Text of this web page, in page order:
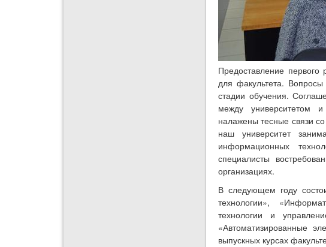
Предоставление
для факультета.
стадии обучения.
между университетом
налажены тесные связи
наш университет
информационных
специалисты
организациях.
В следующем году
технологии»,
технологии и
«Автоматизированные
выпускных курсах